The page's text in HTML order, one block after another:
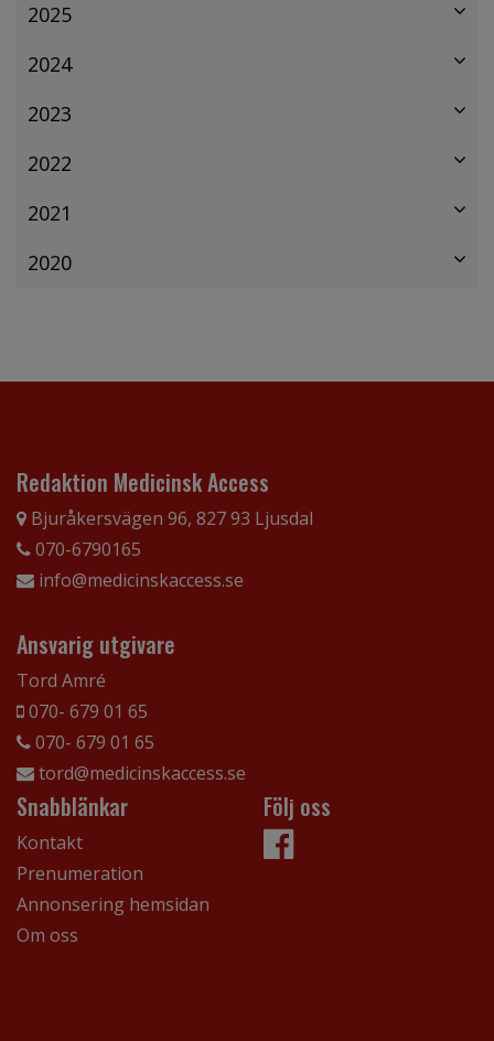
2025
2024
2023
2022
2021
2020
Redaktion Medicinsk Access
Bjuråkersvägen 96, 827 93 Ljusdal
070-6790165
info@medicinskaccess.se
Ansvarig utgivare
Tord Amré
070- 679 01 65
070- 679 01 65
tord@medicinskaccess.se
Snabblänkar
Kontakt
Prenumeration
Annonsering hemsidan
Om oss
Följ oss